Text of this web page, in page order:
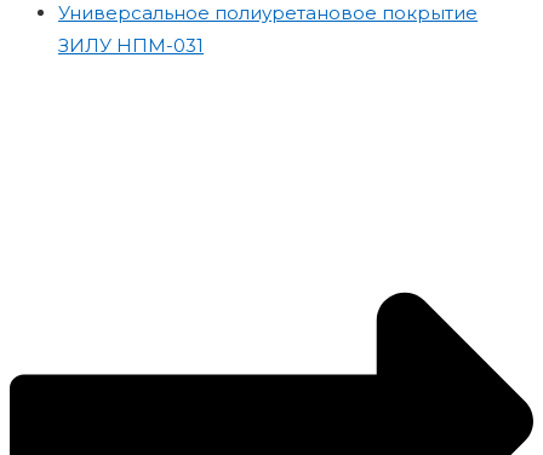
Универсальное полиуретановое покрытие
ЗИЛУ НПМ-031